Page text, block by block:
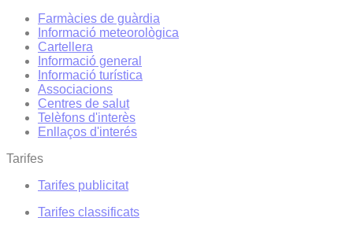
Farmàcies de guàrdia
Informació meteorològica
Cartellera
Informació general
Informació turística
Associacions
Centres de salut
Telèfons d'interès
Enllaços d'interés
Tarifes
Tarifes publicitat
Tarifes classificats